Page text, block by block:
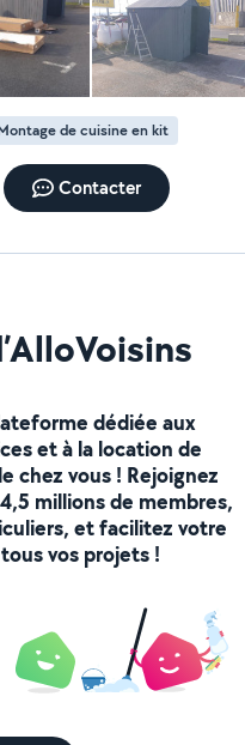
de meubles -
Visseuse avec forêts et
on ne sait jamais)
de cuisine en kit
Contacter
dédiée aux
et à la location de
chez vous ! Rejoignez
millions de membres,
et facilitez votre
vos projets !